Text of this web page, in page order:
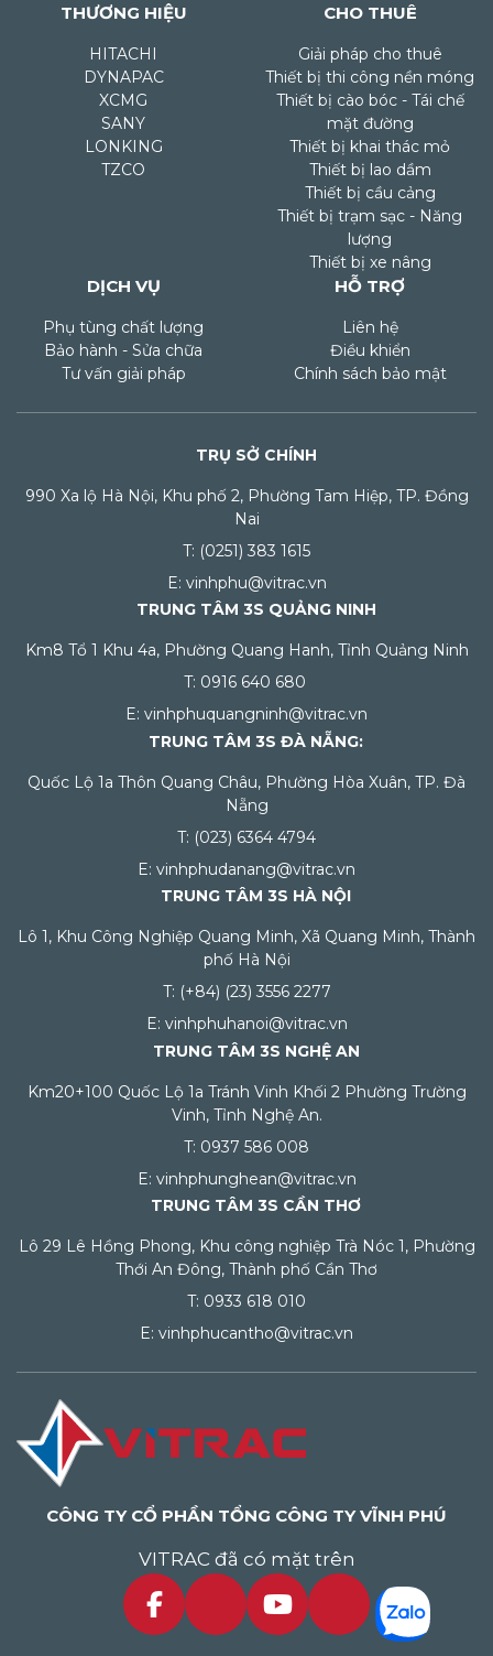
THƯƠNG HIỆU
HITACHI
DYNAPAC
XCMG
SANY
LONKING
TZCO
CHO THUÊ
Giải pháp cho thuê
Thiết bị thi công nền móng
Thiết bị cào bóc - Tái chế
mặt đường
Thiết bị khai thác mỏ
Thiết bị lao dầm
Thiết bị cầu cảng
Thiết bị trạm sạc - Năng
lượng
Thiết bị xe nâng
DỊCH VỤ
Phụ tùng chất lượng
Bảo hành - Sửa chữa
Tư vấn giải pháp
HỖ TRỢ
Liên hệ
Điều khiển
Chính sách bảo mật
TRỤ SỞ CHÍNH
990 Xa lộ Hà Nội, Khu phố 2, Phường Tam Hiệp, TP. Đồng
Nai
T: (0251) 383 1615
E: vinhphu@vitrac.vn
TRUNG TÂM 3S QUẢNG NINH
Km8 Tổ 1 Khu 4a, Phường Quang Hanh, Tỉnh Quảng Ninh
T: 0916 640 680
E: vinhphuquangninh@vitrac.vn
TRUNG TÂM 3S ĐÀ NẴNG:
Quốc Lộ 1a Thôn Quang Châu, Phường Hòa Xuân, TP. Đà
Nẵng
T: (023) 6364 4794
E: vinhphudanang@vitrac.vn
TRUNG TÂM 3S HÀ NỘI
Lô 1, Khu Công Nghiệp Quang Minh, Xã Quang Minh, Thành
phố Hà Nội
T: (+84) (23) 3556 2277
E: vinhphuhanoi@vitrac.vn
TRUNG TÂM 3S NGHỆ AN
Km20+100 Quốc Lộ 1a Tránh Vinh Khối 2 Phường Trường
Vinh, Tỉnh Nghệ An.
T: 0937 586 008
E: vinhphunghean@vitrac.vn
TRUNG TÂM 3S CẦN THƠ
Lô 29 Lê Hồng Phong, Khu công nghiệp Trà Nóc 1, Phường
Thới An Đông, Thành phố Cần Thơ
T: 0933 618 010
E: vinhphucantho@vitrac.vn
CÔNG TY CỔ PHẦN TỔNG CÔNG TY VĨNH PHÚ
VITRAC đã có mặt trên